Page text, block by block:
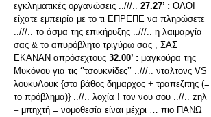
εγκληματικές οργανώσεις ..///.. 27.27’ : ΟΛΟΙ
είχατε εμπειρία με το τι ΕΠΡΕΠΕ να πληρώσετε
..///.. το άσμα της επικήρυξης ..///.. η λαιμαργία
σας & το απυρόβλητο τριγύρω σας , ΣΑΣ
ΕΚΑΝΑΝ απρόσεχτους 32.00’ : μαγκούρα της
Μυκόνου για τις ‘’τσουκνίδες’’ ..///.. νταλτονς VS
λουκυΛουκ {στο βάθος δημαρχος + τραπεζιτης (=
το πρόβλημα)} ..//.. λοχία ! τον νου σου ..//.. zηλ
– μπηχτή = νομοθεσία είναι μέχρι … πιο ΠΑΝΩ